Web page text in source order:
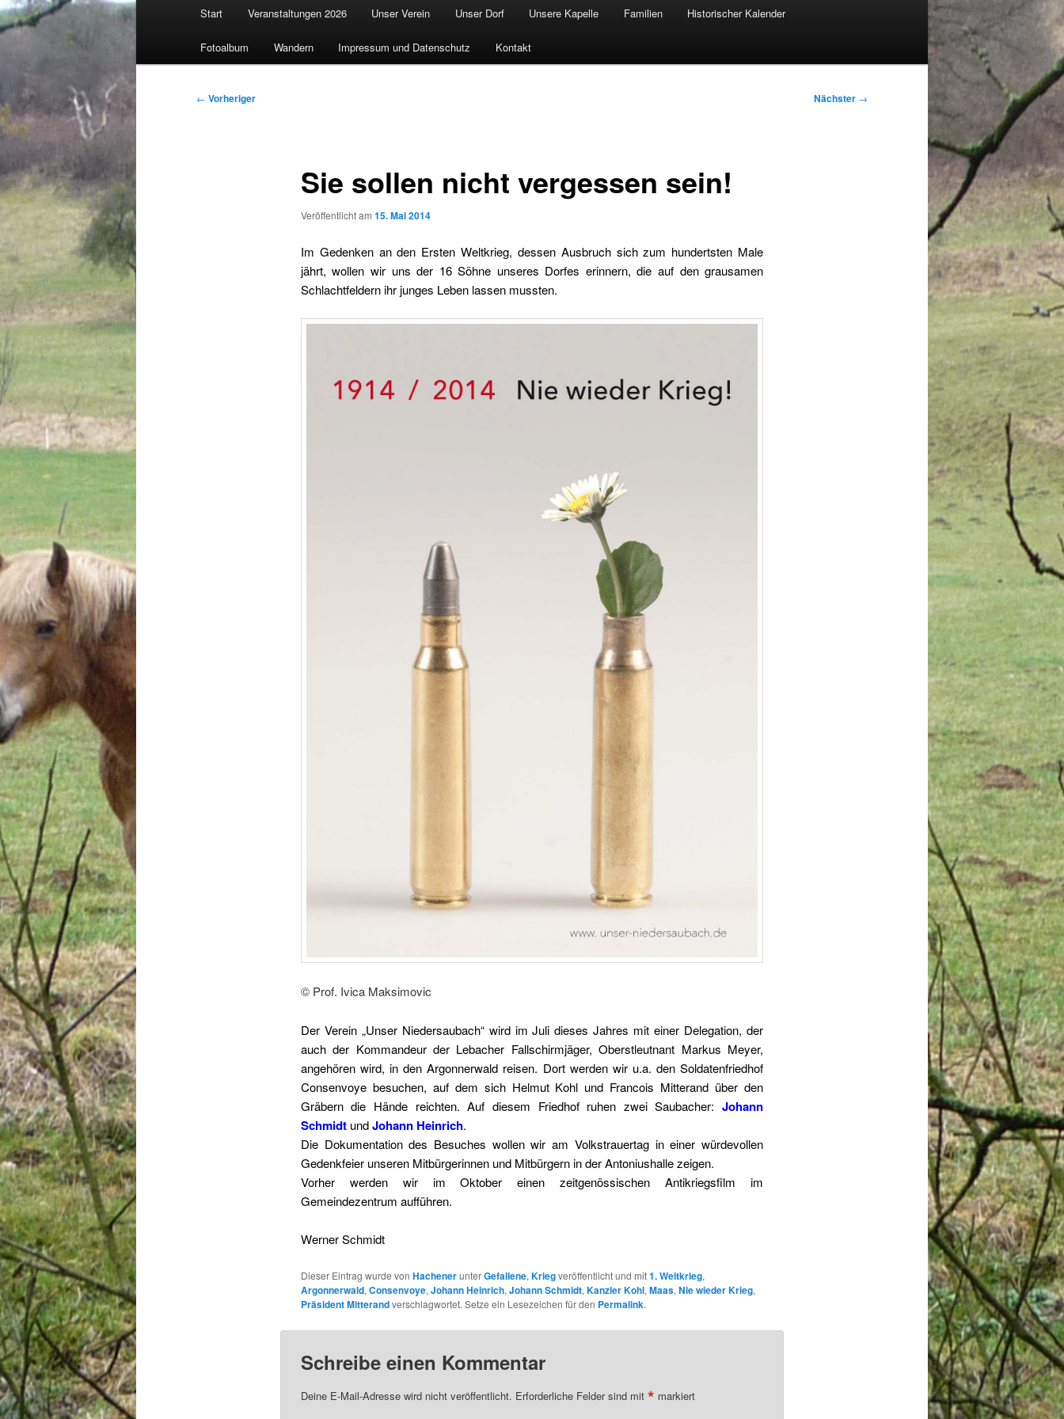
Start Veranstaltungen 2026 Unser Verein Unser Dorf Unsere Kapelle Familien Historischer Kalender
Fotoalbum Wandern Impressum und Datenschutz Kontakt
Beitragsnavigation
← Vorheriger Nächster →
Sie sollen nicht vergessen sein!
Veröffentlicht am 15. Mai 2014
Im Gedenken an den Ersten Weltkrieg, dessen Ausbruch sich zum hundertsten Male
jährt, wollen wir uns der 16 Söhne unseres Dorfes erinnern, die auf den grausamen
Schlachtfeldern ihr junges Leben lassen mussten.
© Prof. Ivica Maksimovic
Der Verein „Unser Niedersaubach“ wird im Juli dieses Jahres mit einer Delegation, der
auch der Kommandeur der Lebacher Fallschirmjäger, Oberstleutnant Markus Meyer,
angehören wird, in den Argonnerwald reisen. Dort werden wir u.a. den Soldatenfriedhof
Consenvoye besuchen, auf dem sich Helmut Kohl und Francois Mitterand über den
Gräbern die Hände reichten. Auf diesem Friedhof ruhen zwei Saubacher:Johann
Schmidt undJohann Heinrich.
Die Dokumentation des Besuches wollen wir am Volkstrauertag in einer würdevollen
Gedenkfeier unseren Mitbürgerinnen und Mitbürgern in der Antoniushalle zeigen.
Vorher werden wir im Oktober einen zeitgenössischen Antikriegsfilm im
Gemeindezentrum aufführen.
Werner Schmidt
Dieser Eintrag wurde von HachenerunterGefallene, Kriegveröffentlicht und mit1. Weltkrieg,
Argonnerwald, Consenvoye, Johann Heinrich, Johann Schmidt, Kanzler Kohl, Maas, Nie wieder Krieg,
Präsident Mitterandverschlagwortet. Setze ein Lesezeichen für den Permalink.
Schreibe einen Kommentar
Deine E-Mail-Adresse wird nicht veröffentlicht. Erforderliche Felder sind mit * markiert